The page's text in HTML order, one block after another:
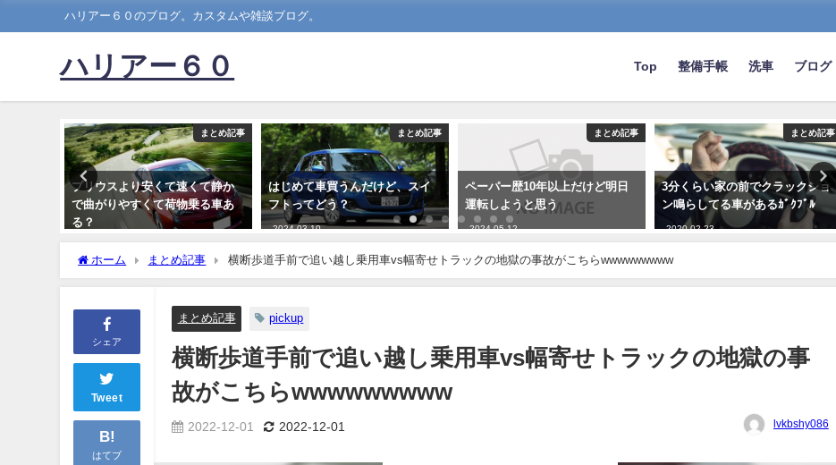
ハリアー６０のブログ。カスタムや雑談ブログ。
ハリアー６０ Top 整備手帳 洗車 ブログ
まとめ記事
プリウスより安くて速くて静か
で曲がりやすくて荷物乗る車あ
る？
まとめ記事
はじめて車買うんだけど、スイ
フトってどう？
2024-03-10
まとめ記事
ペーパー歴10年以上だけど明日
運転しようと思う
2024-05-12
まとめ記事
3分くらい家の前でクラックショ
ン鳴らしてる車があるｶﾞｸﾌﾞﾙ
2020-02-23
ホーム まとめ記事 横断歩道手前で追い越し乗用車vs幅寄せトラックの地獄の事故がこちらwwwwwwwww
シェア
Tweet
B!
はてブ
まとめ記事 pickup
横断歩道手前で追い越し乗用車vs幅寄せトラックの地獄の事
故がこちらwwwwwwwww
2022-12-01 2022-12-01 lvkbshy086